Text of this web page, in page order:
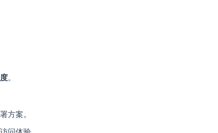
。
方案。